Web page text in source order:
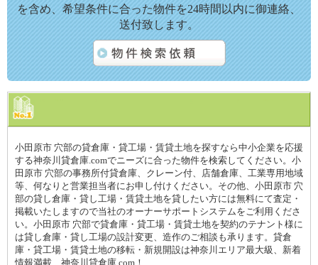
を含め、希望条件に合った物件を24時間以内に御連絡、
送付致します。
小田原市 穴部の貸倉庫・貸工場・賃貸土地を探すなら中小企業を応援
する神奈川貸倉庫.comでニーズに合った物件を検索してください。小
田原市 穴部の事務所付貸倉庫、クレーン付、店舗倉庫、工業専用地域
等、何なりと営業担当者にお申し付けください。その他、小田原市 穴
部の貸し倉庫・貸し工場・賃貸土地を貸したい方には無料にて査定・
掲載いたしますので当社のオーナーサポートシステムをご利用くださ
い。小田原市 穴部で貸倉庫・貸工場・賃貸土地を契約のテナント様に
は貸し倉庫・貸し工場の設計変更、造作のご相談も承ります。貸倉
庫・貸工場・賃貸土地の移転・新規開設は神奈川エリア最大級、新着
情報満載、神奈川貸倉庫.com！